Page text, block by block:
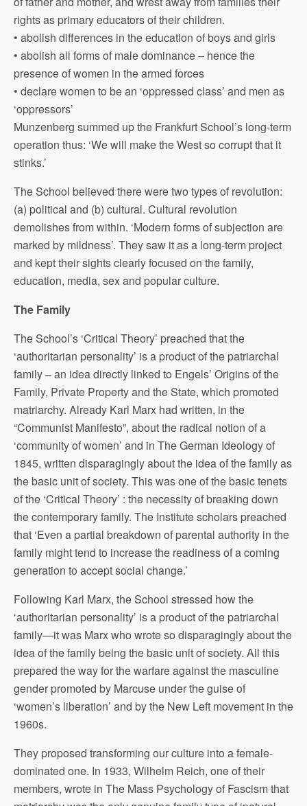
rights as primary educators of their children.
• abolish differences in the education of boys and girls
• abolish all forms of male dominance – hence the
presence of women in the armed forces
• declare women to be an ‘oppressed class’ and men as
‘oppressors’
Munzenberg summed up the Frankfurt School’s long-term
operation thus: ‘We will make the West so corrupt that it
stinks.’
The School believed there were two types of revolution:
(a) political and (b) cultural. Cultural revolution
demolishes from within. ‘Modern forms of subjection are
marked by mildness’. They saw it as a long-term project
and kept their sights clearly focused on the family,
education, media, sex and popular culture.
The Family
The School’s ‘Critical Theory’ preached that the
‘authoritarian personality’ is a product of the patriarchal
family – an idea directly linked to Engels’ Origins of the
Family, Private Property and the State, which promoted
matriarchy. Already Karl Marx had written, in the
“Communist Manifesto”, about the radical notion of a
‘community of women’ and in The German Ideology of
1845, written disparagingly about the idea of the family as
the basic unit of society. This was one of the basic tenets
of the ‘Critical Theory’ : the necessity of breaking down
the contemporary family. The Institute scholars preached
that ‘Even a partial breakdown of parental authority in the
family might tend to increase the readiness of a coming
generation to accept social change.’
Following Karl Marx, the School stressed how the
‘authoritarian personality’ is a product of the patriarchal
family—it was Marx who wrote so disparagingly about the
idea of the family being the basic unit of society. All this
prepared the way for the warfare against the masculine
gender promoted by Marcuse under the guise of
‘women’s liberation’ and by the New Left movement in the
1960s.
They proposed transforming our culture into a female-
dominated one. In 1933, Wilhelm Reich, one of their
members, wrote in The Mass Psychology of Fascism that